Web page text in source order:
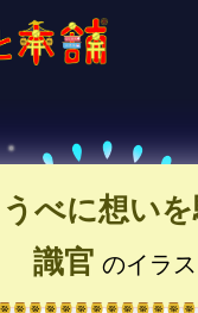
べに想い
識官 のイラス